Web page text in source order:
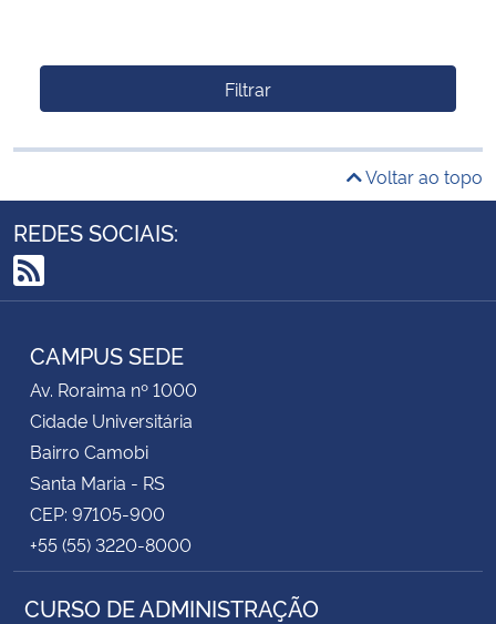
Filtrar
Voltar ao topo
REDES SOCIAIS:
RSS
CAMPUS SEDE
Av. Roraima nº 1000
Cidade Universitária
Bairro Camobi
Santa Maria - RS
CEP: 97105-900
+55 (55) 3220-8000
CURSO DE ADMINISTRAÇÃO